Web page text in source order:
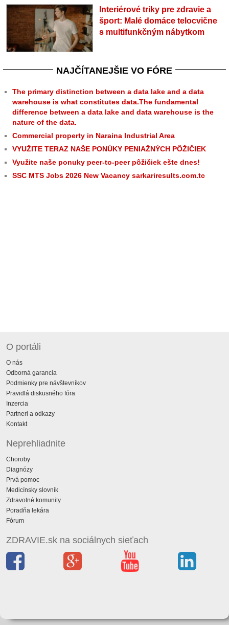
Interiérové triky pre zdravie a
šport: Malé domáce telocvične
s multifunkčným nábytkom
NAJČÍTANEJŠIE VO FÓRE
The primary distinction between a data lake and a data
warehouse is what constitutes data.The fundamental
difference between a data lake and data warehouse is the
nature of the data.
Commercial property in Naraina Industrial Area
VYUŽITE TERAZ NAŠE PONÚKY PENIAŽNÝCH PÔŽIČIEK
Využite naše ponuky peer-to-peer pôžičiek ešte dnes!
SSC MTS Jobs 2026 New Vacancy sarkariresults.com.tc
O portáli
O nás
Odborná garancia
Podmienky pre návštevníkov
Pravidlá diskusného fóra
Inzercia
Partneri a odkazy
Kontakt
Neprehliadnite
Choroby
Diagnózy
Prvá pomoc
Medicínsky slovník
Zdravotné komunity
Poradňa lekára
Fórum
ZDRAVIE.sk na sociálnych sieťach